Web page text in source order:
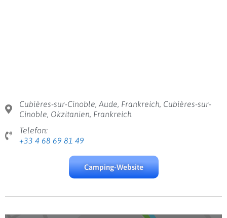
Cubières-sur-Cinoble, Aude, Frankreich, Cubières-sur-
Cinoble, Okzitanien, Frankreich
Telefon:
+33 4 68 69 81 49
Camping-Website